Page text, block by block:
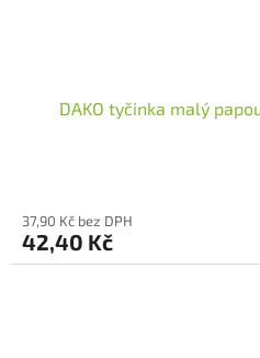
DAKO tyčinka malý
37,90 Kč bez DPH
42,40 Kč